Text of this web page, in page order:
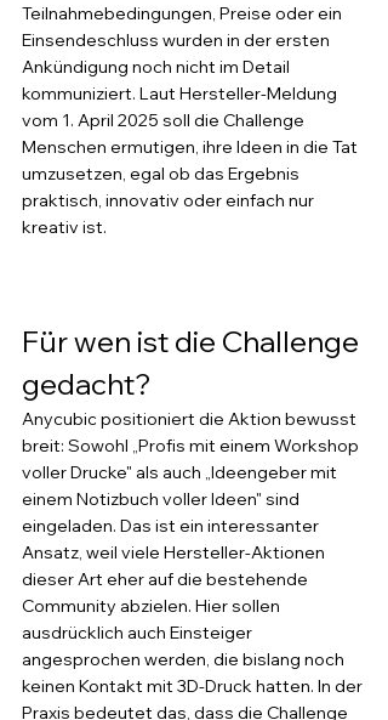
Teilnahmebedingungen, Preise oder ein
Einsendeschluss wurden in der ersten
Ankündigung noch nicht im Detail
kommuniziert. Laut Hersteller-Meldung
vom 1. April 2025 soll die Challenge
Menschen ermutigen, ihre Ideen in die Tat
umzusetzen, egal ob das Ergebnis
praktisch, innovativ oder einfach nur
kreativ ist.
Für wen ist die Challenge
gedacht?
Anycubic positioniert die Aktion bewusst
breit: Sowohl „Profis mit einem Workshop
voller Drucke" als auch „Ideengeber mit
einem Notizbuch voller Ideen" sind
eingeladen. Das ist ein interessanter
Ansatz, weil viele Hersteller-Aktionen
dieser Art eher auf die bestehende
Community abzielen. Hier sollen
ausdrücklich auch Einsteiger
angesprochen werden, die bislang noch
keinen Kontakt mit 3D-Druck hatten. In der
Praxis bedeutet das, dass die Challenge